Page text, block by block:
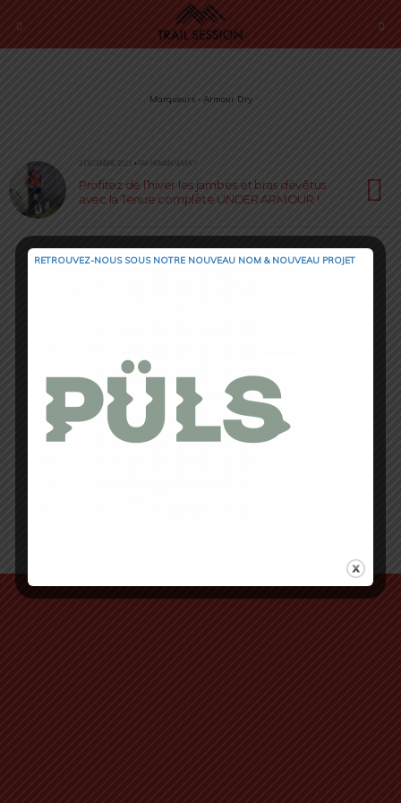
Marqueurs › Armour Dry
2 DÉCEMBRE 2021 • PAR ROMAIN SEMPEY
Profitez de l’hiver les jambes et bras dévêtus
avec la Tenue complète UNDER ARMOUR !
RETROUVEZ-NOUS SOUS NOTRE NOUVEAU NOM & NOUVEAU PROJET